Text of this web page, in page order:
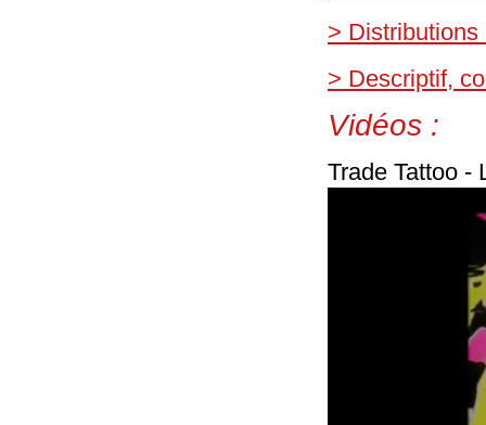
> Distributions
> Descriptif,
Vidéos :
Trade Tattoo -